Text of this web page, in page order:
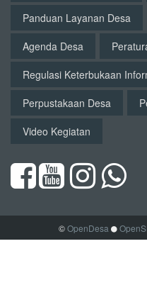
Panduan Layanan Desa
Agenda Desa
Regulasi Keterbukaan
Perpustakaan Desa
Video Kegiatan
©OpenDesa